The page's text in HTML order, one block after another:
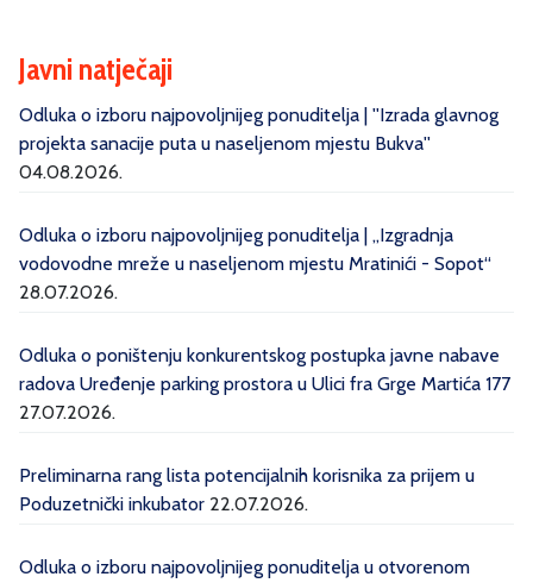
Javni natječaji
Odluka o izboru najpovoljnijeg ponuditelja | ''Izrada glavnog
projekta sanacije puta u naseljenom mjestu Bukva''
04.08.2026.
Odluka o izboru najpovoljnijeg ponuditelja | „Izgradnja
vodovodne mreže u naseljenom mjestu Mratinići - Sopot“
28.07.2026.
Odluka o poništenju konkurentskog postupka javne nabave
radova Uređenje parking prostora u Ulici fra Grge Martića 177
27.07.2026.
Preliminarna rang lista potencijalnih korisnika za prijem u
Poduzetnički inkubator 22.07.2026.
Odluka o izboru najpovoljnijeg ponuditelja u otvorenom